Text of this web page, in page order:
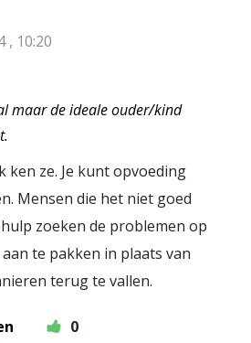
, 10:20
maar de ideale ouder/kind
ken ze. Je kunt opvoeding
Mensen die het niet goed
zoeken de problemen op
te pakken in plaats van
terug te vallen.
0